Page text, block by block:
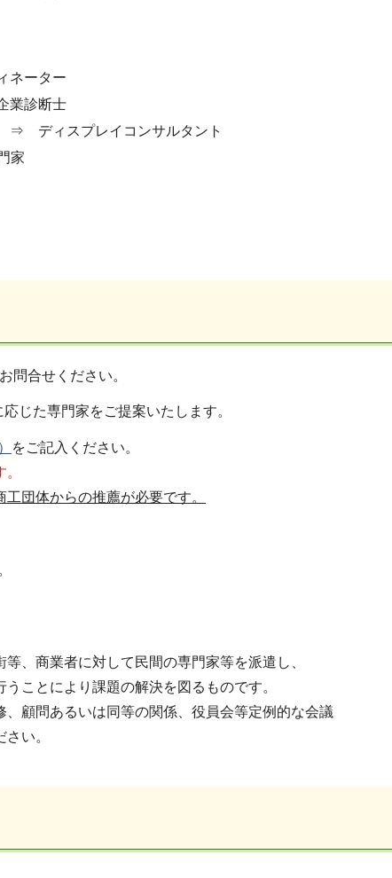
ネーター
業診断士
⇒ ディスプレイコンサルタント
家
問合せください。
じた専門家をご提案いたします。
をご記入ください。
団体からの推薦が必要です。
、商業者に対して民間の専門家等を派遣し、
ことにより課題の解決を図るものです。
顧問あるいは同等の関係、役員会等定例的な会議
い。